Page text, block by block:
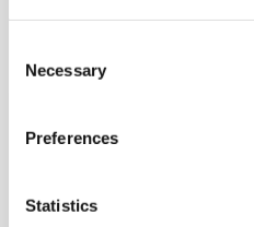
Selection
Necessary
Preferences
Statistics
consommateurs :
l’expérience produit